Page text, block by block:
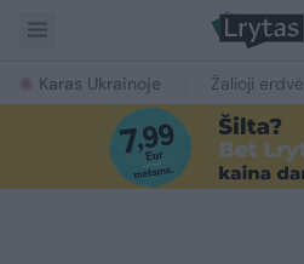
Karas Ukrainoje Žalioji erdvė